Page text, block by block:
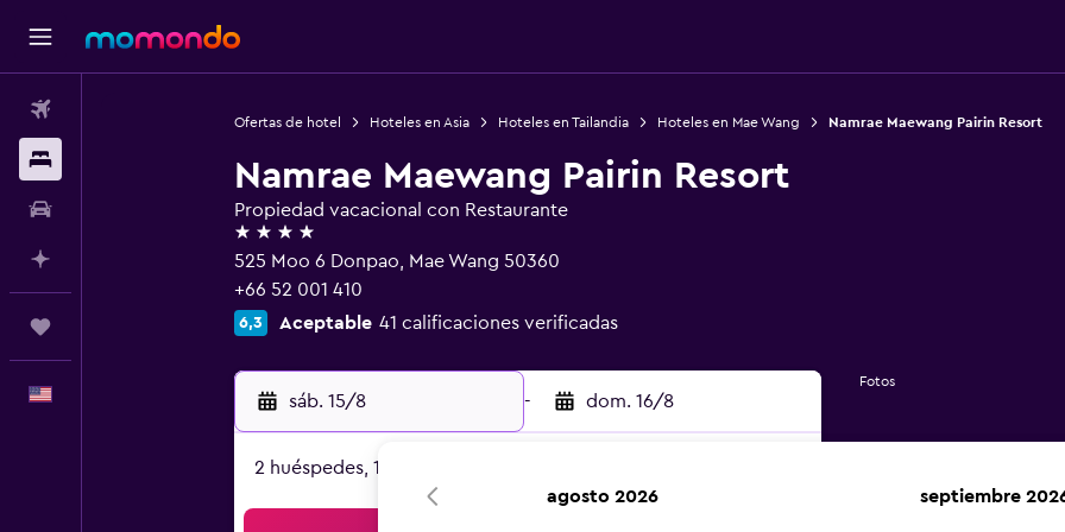
Ofertas de hotel Hoteles en Asia Hoteles en Tailandia Hoteles en Mae Wang Namrae Maewang Pairin Resort
Namrae Maewang Pairin Resort
Propiedad vacacional con Restaurante
4 estrellas
525 Moo 6 Donpao, Mae Wang 50360
+66 52 001 410
6,3 Aceptable 41 calificaciones verificadas
sáb. 15/8 - dom. 16/8
2 huéspedes, 1 habitación
Fotos
agosto 2026 septiembre